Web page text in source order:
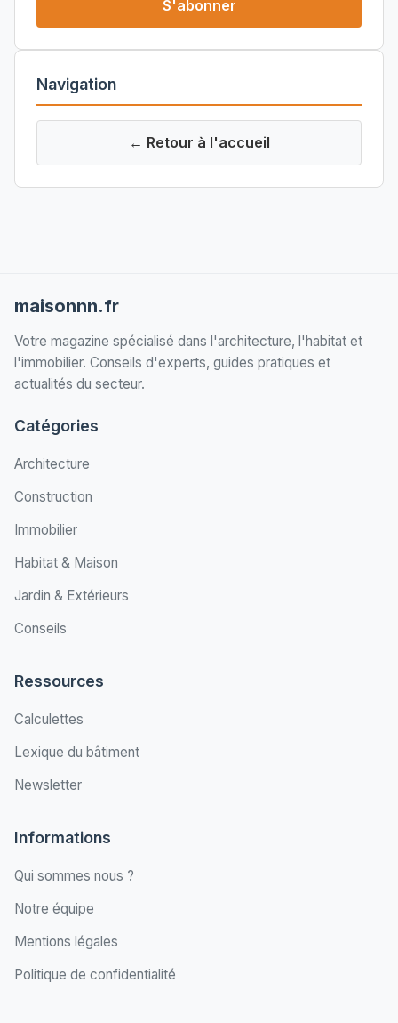
S'abonner
Navigation
← Retour à l'accueil
maisonnn.fr
Votre magazine spécialisé dans l'architecture, l'habitat et
l'immobilier. Conseils d'experts, guides pratiques et
actualités du secteur.
Catégories
Architecture
Construction
Immobilier
Habitat & Maison
Jardin & Extérieurs
Conseils
Ressources
Calculettes
Lexique du bâtiment
Newsletter
Informations
Qui sommes nous ?
Notre équipe
Mentions légales
Politique de confidentialité